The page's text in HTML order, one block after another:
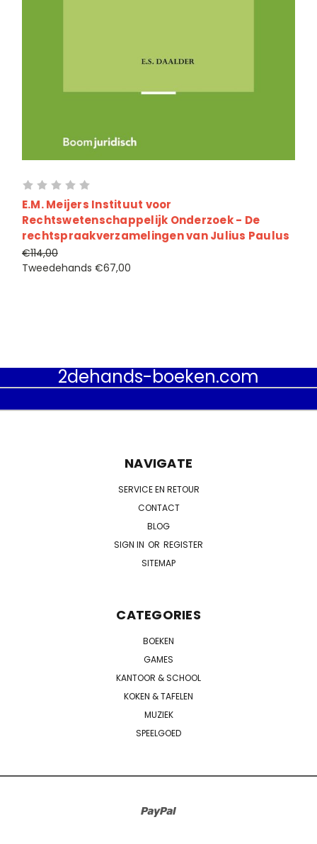
E.M. Meijers Instituut voor
Rechtswetenschappelijk Onderzoek - De
rechtspraakverzamelingen van Julius Paulus
€114,00
Tweedehands €67,00
2dehands-boeken.com
NAVIGATE
SERVICE EN RETOUR
CONTACT
BLOG
SIGN IN OR REGISTER
SITEMAP
CATEGORIES
BOEKEN
GAMES
KANTOOR & SCHOOL
KOKEN & TAFELEN
MUZIEK
SPEELGOED